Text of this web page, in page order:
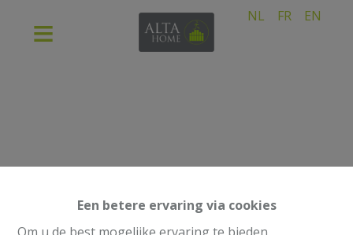
Een betere ervaring via cookies
NL FR EN